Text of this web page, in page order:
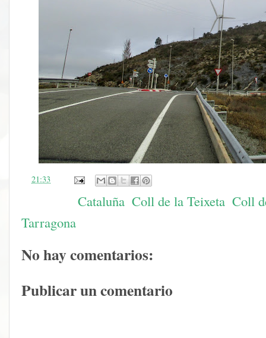
21:33
Cataluña Coll de la Teixeta Coll
Tarragona
No hay comentarios:
Publicar un comentario